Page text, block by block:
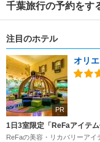
千葉旅行の予約をす
注目のホテル
PR
オリ
1日3室限定「ReFaアイテ
ReFaの美容・リカバリーア